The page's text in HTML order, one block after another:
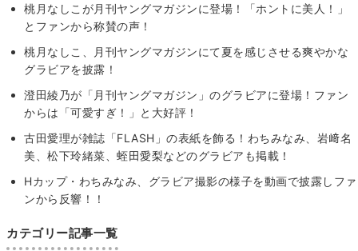
桃月なしこが月刊ヤングマガジンに登場！「ホントに美人！」
とファンから称賛の声！
桃月なしこ、月刊ヤングマガジンにて夏を感じさせる爽やかな
グラビアを披露！
澄田綾乃が「月刊ヤングマガジン」のグラビアに登場！ファン
からは「可愛すぎ！」と大好評！
古田愛理が雑誌「FLASH」の表紙を飾る！わちみなみ、岩﨑名
美、松下玲緒菜、蛭田愛梨などのグラビアも掲載！
Hカップ・わちみなみ、グラビア撮影の様子を動画で披露しファ
ンから反響！！
カテゴリー記事一覧